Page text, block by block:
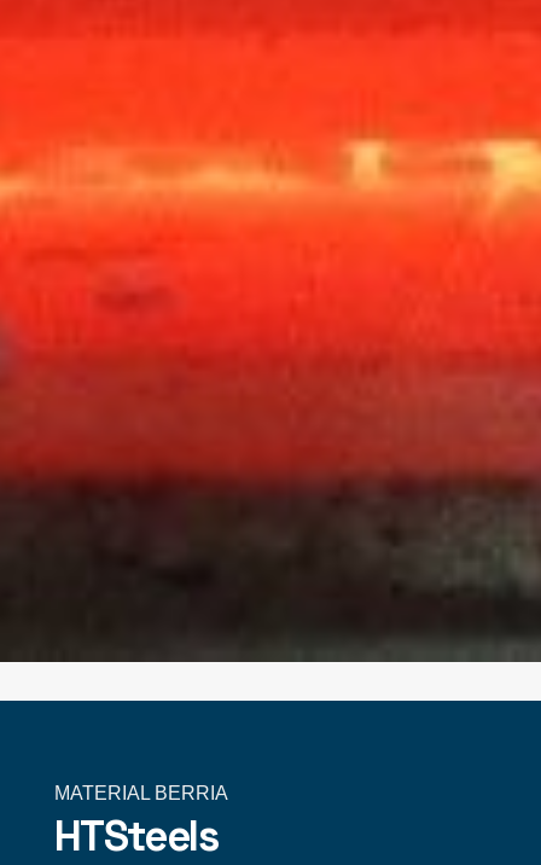
MATERIAL BERRIA
HTSteels